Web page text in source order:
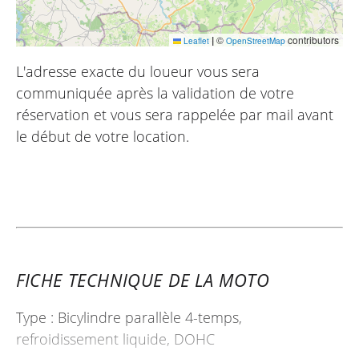
Leaflet |© OpenStreetMap contributors
L'adresse exacte du loueur vous sera
communiquée après la validation de votre
réservation et vous sera rappelée par mail avant
le début de votre location.
FICHE TECHNIQUE DE LA MOTO
Type : Bicylindre parallèle 4-temps,
refroidissement liquide, DOHC